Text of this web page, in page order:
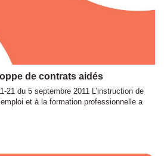
de contrats aidés
21 du 5 septembre 2011 L’instruction de
et à la formation professionnelle a